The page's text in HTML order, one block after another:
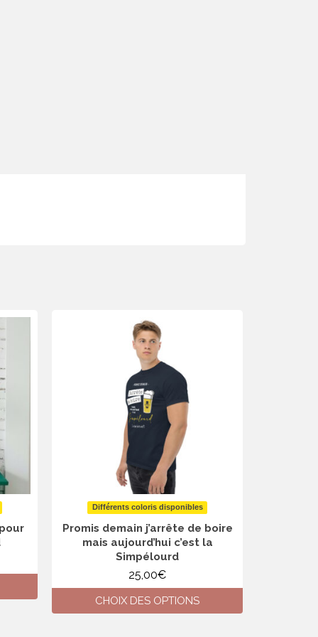
Différents coloris disponibles
Promis demain j’arrête de boire
mais aujourd’hui c’est la
Simpélourd
25,00€
CHOIX DES OPTIONS